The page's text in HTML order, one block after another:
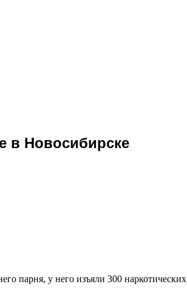
в Новосибирске
парня, у него изъяли 300 наркотических